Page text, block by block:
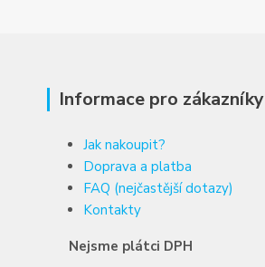
Informace pro zákazníky
Jak nakoupit?
Doprava a platba
FAQ (nejčastější dotazy)
Kontakty
Nejsme plátci DPH